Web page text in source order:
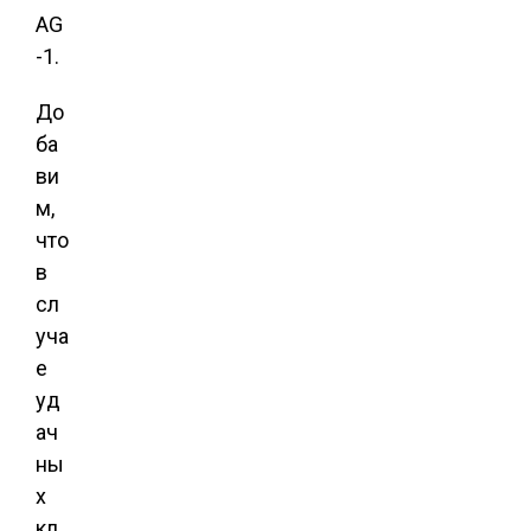
AG
-1.
До
ба
ви
м,
что
в
сл
уча
е
уд
ач
ны
х